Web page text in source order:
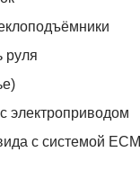
руля
электроприводом
с системой ЕСМ